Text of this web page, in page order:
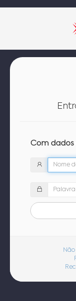
Com dados